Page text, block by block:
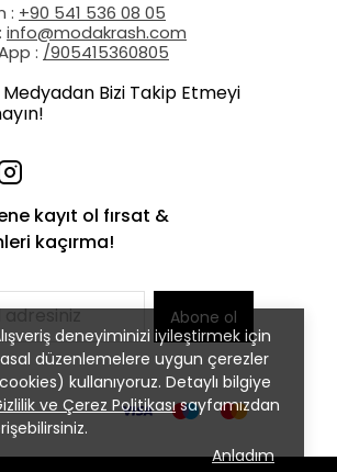
deneyiminizi iyileştirmek için
düzenlemelere uygun çerezler
kullanıyoruz. Detaylı bilgiye
ve Çerez Politikasısayfamızdan
Anladım
: +90 541 536 08 05
info@modakrash.com
: /905415360805
Bizi Takip Etmeyi
kayıt ol fırsat &
kaçırma!
Abone ol